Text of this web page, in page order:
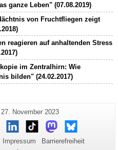
ganze Leben" (07.08.2019)
von Fruchtfliegen zeigt
reagieren auf anhaltenden Stress
im Zentralhirn: Wie
bilden" (24.02.2017)
Zusätzliche
Informationen
zu
dieser
Letzte
Aktualisierung:
27. November 2023
LinkedInTikTokMastodonBluesky
Impressum
Barrierefreiheit